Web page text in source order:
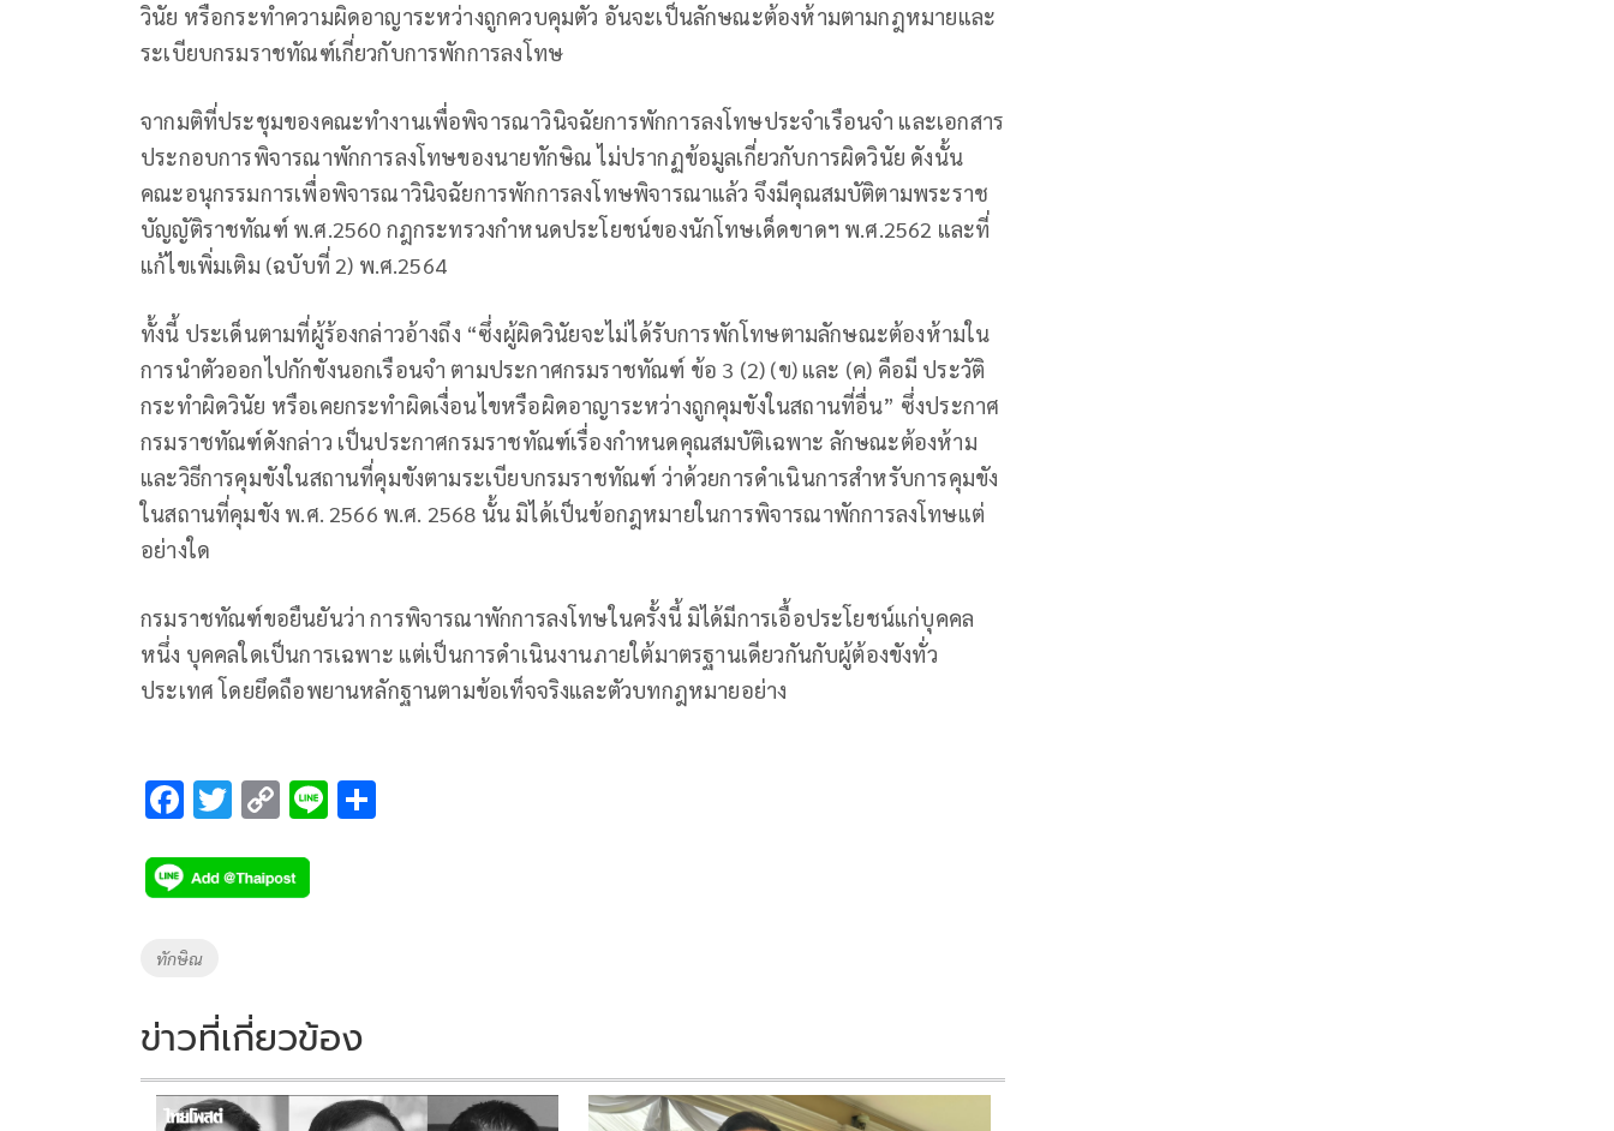
วินัย หรือกระทำความผิดอาญาระหว่างถูกควบคุมตัว อันจะเป็นลักษณะต้องห้ามตามกฎหมายและ
ระเบียบกรมราชทัณฑ์เกี่ยวกับการพักการลงโทษ
จากมติที่ประชุมของคณะทำงานเพื่อพิจารณาวินิจฉัยการพักการลงโทษประจำเรือนจำ และเอกสาร
ประกอบการพิจารณาพักการลงโทษของนายทักษิณ ไม่ปรากฏข้อมูลเกี่ยวกับการผิดวินัย ดังนั้น
คณะอนุกรรมการเพื่อพิจารณาวินิจฉัยการพักการลงโทษพิจารณาแล้ว จึงมีคุณสมบัติตามพระราช
บัญญัติราชทัณฑ์ พ.ศ.2560 กฎกระทรวงกำหนดประโยชน์ของนักโทษเด็ดขาดฯ พ.ศ.2562 และที่
แก้ไขเพิ่มเติม (ฉบับที่ 2) พ.ศ.2564
ทั้งนี้ ประเด็นตามที่ผู้ร้องกล่าวอ้างถึง “ซึ่งผู้ผิดวินัยจะไม่ได้รับการพักโทษตามลักษณะต้องห้ามใน
การนำตัวออกไปกักขังนอกเรือนจำ ตามประกาศกรมราชทัณฑ์ ข้อ 3 (2) (ข) และ (ค) คือมี ประวัติ
กระทำผิดวินัย หรือเคยกระทำผิดเงื่อนไขหรือผิดอาญาระหว่างถูกคุมขังในสถานที่อื่น” ซึ่งประกาศ
กรมราชทัณฑ์ดังกล่าว เป็นประกาศกรมราชทัณฑ์เรื่องกำหนดคุณสมบัติเฉพาะ ลักษณะต้องห้าม
และวิธีการคุมขังในสถานที่คุมขังตามระเบียบกรมราชทัณฑ์ ว่าด้วยการดำเนินการสำหรับการคุมขัง
ในสถานที่คุมขัง พ.ศ. 2566 พ.ศ. 2568 นั้น มิได้เป็นข้อกฎหมายในการพิจารณาพักการลงโทษแต่
อย่างใด
กรมราชทัณฑ์ขอยืนยันว่า การพิจารณาพักการลงโทษในครั้งนี้ มิได้มีการเอื้อประโยชน์แก่บุคคล
หนึ่ง บุคคลใดเป็นการเฉพาะ แต่เป็นการดำเนินงานภายใต้มาตรฐานเดียวกันกับผู้ต้องขังทั่ว
ประเทศ โดยยึดถือพยานหลักฐานตามข้อเท็จจริงและตัวบทกฎหมายอย่าง
F
e
b
o
k
T
tt
er
C
p
y
k
Li
Tags
ทักษิณ
ข่าวที่เกี่ยวข้อง